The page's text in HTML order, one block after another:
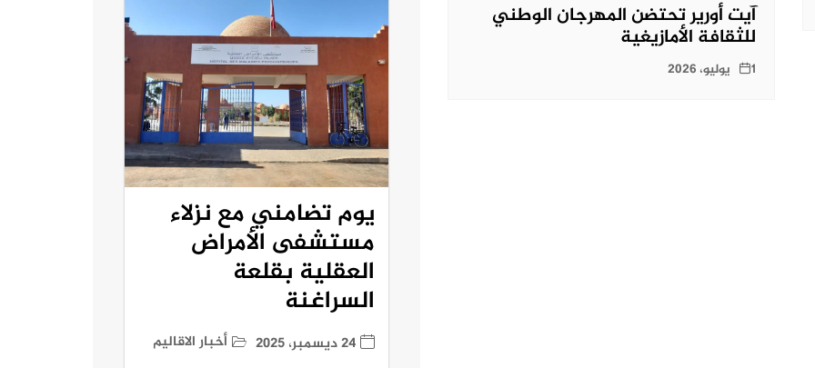
آيت أورير تحتضن المهرجان الوطني
للثقافة الأمازيغية
1 يوليو، 2026
يوم تضامني مع نزلاء
مستشفى الأمراض
العقلية بقلعة
السراغنة
24 ديسمبر، 2025 أخبار الاقاليم